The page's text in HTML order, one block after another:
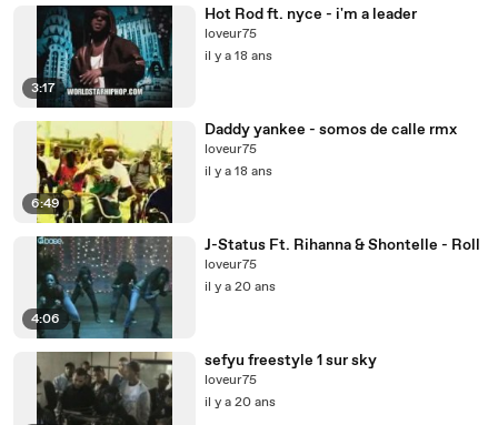
3:17
Hot Rod ft. nyce - i'm a leader
loveur75
il y a 18 ans
6:49
Daddy yankee - somos de calle rmx
loveur75
il y a 18 ans
4:06
J-Status Ft. Rihanna & Shontelle - Roll
loveur75
il y a 20 ans
sefyu freestyle 1 sur sky
loveur75
il y a 20 ans